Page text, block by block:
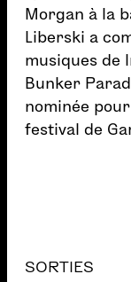
Morgan à la
Liberski a
musiques de
Bunker
nominée
festival de
SORTIES